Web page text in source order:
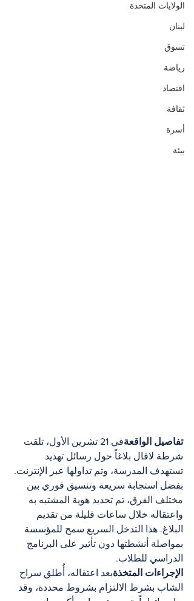
الولايات المتحدة
لبنان
تسوق
رياضة
اقتصاد
ثقافة
أسرة
بيئة
تفاصيل الواقعة
في 21 تشرين الأول، تلقت
شرطة لافال بلاغاً حول رسائل تهديد
تستهدف المدرسة، وتم تداولها عبر الإنترنت.
بفضل استجابة سريعة وتنسيق فوري بين
مختلف الفرق، تم تحديد هوية المشتبه به
واعتقاله خلال ساعات قليلة من تقديم
البلاغ. هذا التدخل السريع سمح للمؤسسة
بمواصلة أنشطتها دون تأثير على البرنامج
الدراسي للطلاب.
الإجراءات المتخذةبعد اعتقاله، أُطلق سراح
الشاب بشرط الالتزام بشروط محددة، وقد